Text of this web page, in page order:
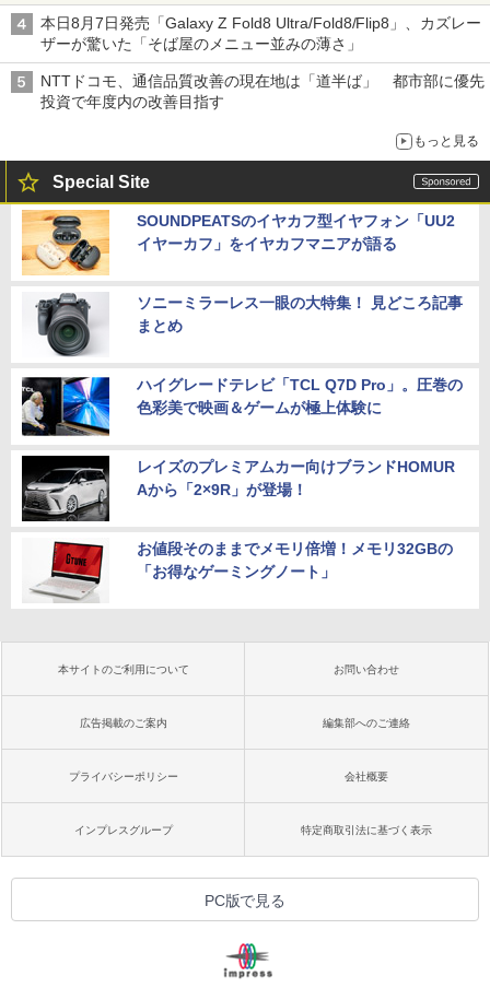
本日8月7日発売「Galaxy Z Fold8 Ultra/Fold8/Flip8」、カズレー
ザーが驚いた「そば屋のメニュー並みの薄さ」
NTTドコモ、通信品質改善の現在地は「道半ば」 都市部に優先
投資で年度内の改善目指す
もっと見る
Special Site
SOUNDPEATSのイヤカフ型イヤフォン「UU2
イヤーカフ」をイヤカフマニアが語る
ソニーミラーレス一眼の大特集！ 見どころ記事
まとめ
ハイグレードテレビ「TCL Q7D Pro」。圧巻の
色彩美で映画＆ゲームが極上体験に
レイズのプレミアムカー向けブランドHOMUR
Aから「2×9R」が登場！
お値段そのままでメモリ倍増！メモリ32GBの
「お得なゲーミングノート」
本サイトのご利用について お問い合わせ
広告掲載のご案内 編集部へのご連絡
プライバシーポリシー 会社概要
インプレスグループ 特定商取引法に基づく表示
PC版で見る